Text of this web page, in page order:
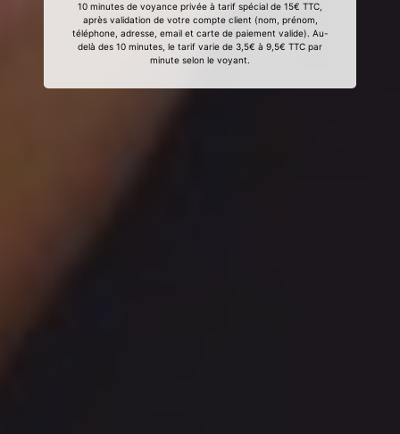
10 minutes de voyance privée à tarif spécial de 15€ TTC,
après validation de votre compte client (nom, prénom,
téléphone, adresse, email et carte de paiement valide). Au-
delà des 10 minutes, le tarif varie de 3,5€ à 9,5€ TTC par
minute selon le voyant.